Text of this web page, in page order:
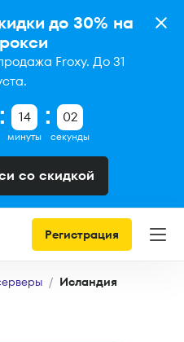
до 30% на
Froxy. До 31
14
минуты
01
секунды
со скидкой
Регистрация
Исландия